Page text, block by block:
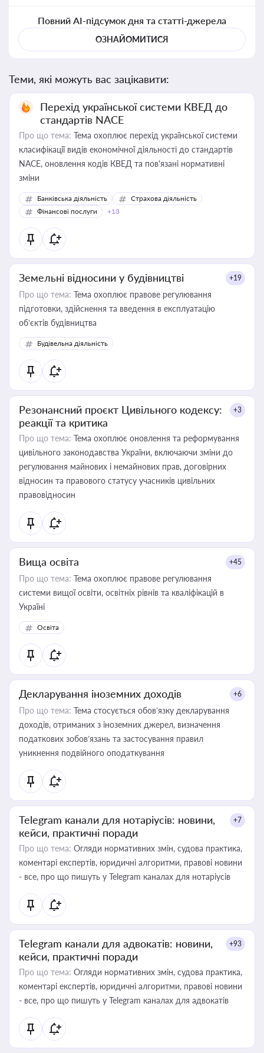
Повний AI-підсумок дня та статті-джерела
ОЗНАЙОМИТИСЯ
Теми, які можуть вас зацікавити:
Перехід української системи КВЕД до
стандартів NACE
Про що тема: Тема охоплює перехід української системи
класифікації видів економічної діяльності до стандартів
NACE, оновлення кодів КВЕД та пов'язані нормативні
зміни
Банківська діяльність
Страхова діяльність
Фінансові послуги
+13
Земельні відносини у будівництві +19
Про що тема: Тема охоплює правове регулювання
підготовки, здійснення та введення в експлуатацію
об’єктів будівництва
Будівельна діяльність
Резонансний проєкт Цивільного кодексу:
реакції та критика
+3
Про що тема: Тема охоплює оновлення та реформування
цивільного законодавства України, включаючи зміни до
регулювання майнових і немайнових прав, договірних
відносин та правового статусу учасників цивільних
правовідносин
Вища освіта +45
Про що тема: Тема охоплює правове регулювання
системи вищої освіти, освітніх рівнів та кваліфікацій в
Україні
Освіта
Декларування іноземних доходів +6
Про що тема: Тема стосується обов’язку декларування
доходів, отриманих з іноземних джерел, визначення
податкових зобов’язань та застосування правил
уникнення подвійного оподаткування
Telegram канали для нотаріусів: новини,
кейси, практичні поради
+7
Про що тема: Огляди нормативних змін, судова практика,
коментарі експертів, юридичні алгоритми, правові новини
- все, про що пишуть у Telegram каналах для нотаріусів
Telegram канали для адвокатів: новини,
кейси, практичні поради
+93
Про що тема: Огляди нормативних змін, судова практика,
коментарі експертів, юридичні алгоритми, правові новини
- все, про що пишуть у Telegram каналах для адвокатів